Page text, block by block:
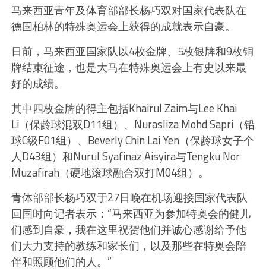
马来西亚青年及体育部部长杨巧双对国家代表队在
德国柏林的特殊奥运会上获得的成就表示自豪。
日前，马来西亚国家队以4枚金牌、5枚银牌和9枚铜
牌结束征途，也是大马在特殊奥运会上有史以来最
好的成绩。
其中四枚金牌的得主包括Khairul Zaim与Lee Khai
Li（保龄球混双D11组）、Nurasliza Mohd Sapri（铅
球C级F01组）、Beverly Chin Lai Yen（保龄球女子个
人D43组）和Nurul Syafinaz Aisyira与Tengku Nor
Muzafirah（硬地滚球融合双打M04组）。
青体部部长杨巧双于27日晚在机场迎接国家代表队
回国时向记者表示：“马来西亚为参加特奥会的健儿
们感到自豪，我在这里祝贺他们并诚心感谢给予他
们大力支持的教练和家长们，以及那些在特奥会陪
伴和照顾他们的人。”